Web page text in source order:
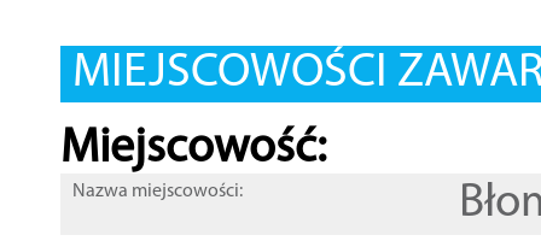
MIEJSCOWOŚCI
Miejscowość:
Nazwa miejscowości: